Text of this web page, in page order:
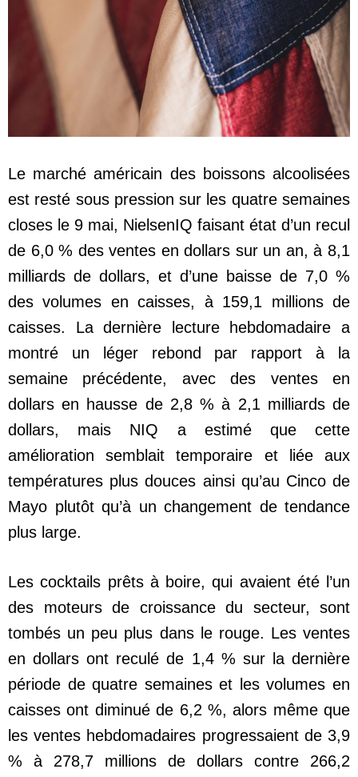
Le marché américain des boissons alcoolisées
est resté sous pression sur les quatre semaines
closes le 9 mai, NielsenIQ faisant état d’un recul
de 6,0 % des ventes en dollars sur un an, à 8,1
milliards de dollars, et d’une baisse de 7,0 %
des volumes en caisses, à 159,1 millions de
caisses. La dernière lecture hebdomadaire a
montré un léger rebond par rapport à la
semaine précédente, avec des ventes en
dollars en hausse de 2,8 % à 2,1 milliards de
dollars, mais NIQ a estimé que cette
amélioration semblait temporaire et liée aux
températures plus douces ainsi qu’au Cinco de
Mayo plutôt qu’à un changement de tendance
plus large.
Les cocktails prêts à boire, qui avaient été l’un
des moteurs de croissance du secteur, sont
tombés un peu plus dans le rouge. Les ventes
en dollars ont reculé de 1,4 % sur la dernière
période de quatre semaines et les volumes en
caisses ont diminué de 6,2 %, alors même que
les ventes hebdomadaires progressaient de 3,9
% à 278,7 millions de dollars contre 266,2